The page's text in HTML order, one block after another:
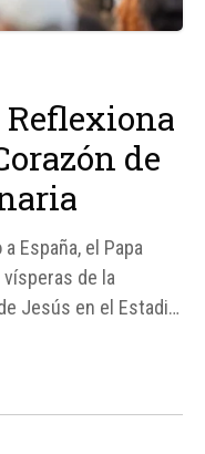
Reflexiona
de
España, el Papa
de la
Jesús en el Estadio
hermanos y...